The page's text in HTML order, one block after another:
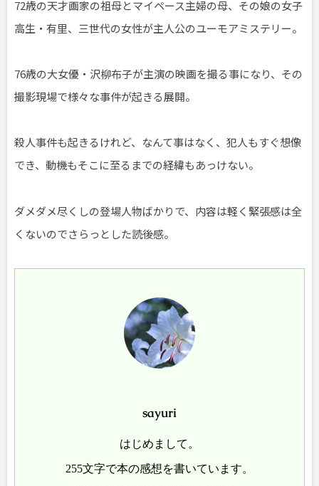
72歳の天才画家の祖母とマイペース主婦の母、その娘の女子
高生・有里、三世代の女性が主人公のユーモアミステリー。
76歳の大女優・沢柳布子が主演の映画を撮る事になり、その
撮影現場で様々な事件が起きる展開。
殺人事件も起きるけれど、なんて事はなく、犯人もすぐ想像
でき、動機もそこに至るまでの経緯もあっけない。
ダメダメ尽くしの登場人物ばかりで、内容は軽く緊張感は全
くないのでさらっとした読後感。
sayuri
はじめまして。
255文字で本の感想を書いています。